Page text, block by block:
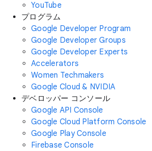
YouTube
プログラム
Google Developer Program
Google Developer Groups
Google Developer Experts
Accelerators
Women Techmakers
Google Cloud & NVIDIA
デベロッパー コンソール
Google API Console
Google Cloud Platform Console
Google Play Console
Firebase Console